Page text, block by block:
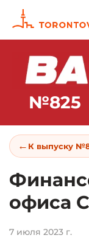
№825
← К выпуску
офиса
7 июля 2023 г.